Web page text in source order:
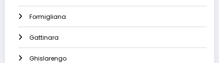
Formigliana
Gattinara
Ghislarengo